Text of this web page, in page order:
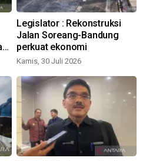
Legislator : Rekonstruksi
Jalan Soreang-Bandung
perkuat ekonomi
Kamis, 30 Juli 2026